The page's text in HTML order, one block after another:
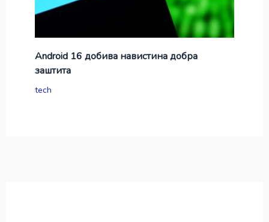
Android 16 добива навистина добра
заштита
tech